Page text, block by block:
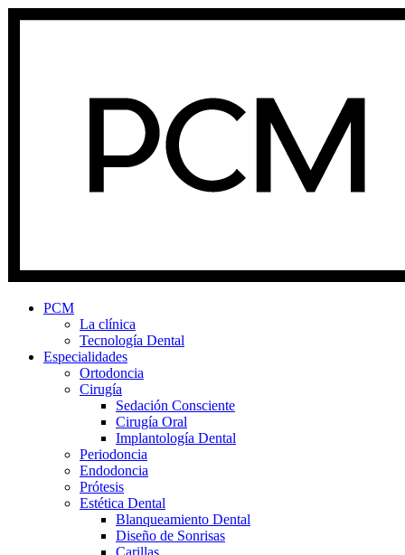
PCM
La clínica
Tecnología Dental
Especialidades
Ortodoncia
Cirugía
Sedación Consciente
Cirugía Oral
Implantología Dental
Periodoncia
Endodoncia
Prótesis
Estética Dental
Blanqueamiento Dental
Diseño de Sonrisas
Carillas